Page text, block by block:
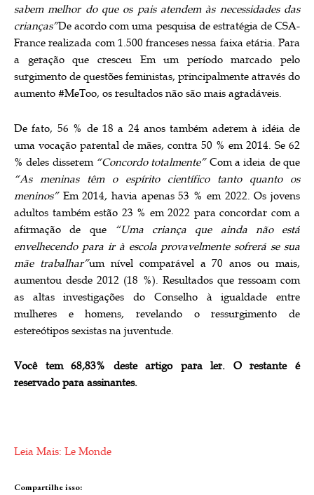
sabem melhor do que os pais atendem às necessidades das
crianças”De acordo com uma pesquisa de estratégia de CSA-
France realizada com 1.500 franceses nessa faixa etária. Para
a geração que cresceu
Em um período marcado pelo
surgimento de questões feministas, principalmente através do
aumento #MeToo, os resultados não são mais agradáveis.
De fato, 56 % de 18 a 24 anos também aderem à idéia de
uma vocação parental de mães, contra 50 % em 2014. Se 62
% deles disserem “Concordo totalmente”Com a ideia de que
“As meninas têm o espírito científico tanto quanto os
meninos”Em 2014, havia apenas 53 % em 2022. Os jovens
adultos também estão 23 % em 2022 para concordar com a
afirmação de que
“Uma criança que ainda não está
envelhecendo para ir à escola provavelmente sofrerá se sua
mãe trabalhar”um nível comparável a 70 anos ou mais,
aumentou desde 2012 (18 %). Resultados que ressoam com
as altas investigações do Conselho à igualdade entre
mulheres e homens, revelando o ressurgimento de
estereótipos sexistas na juventude.
Você tem 68,83% deste artigo para ler. O restante é
reservado para assinantes.
Leia Mais: Le Monde
Compartilhe isso: